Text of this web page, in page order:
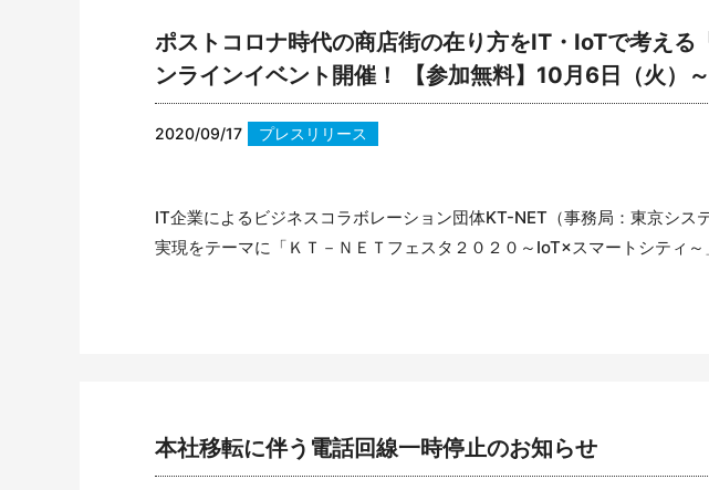
ポストコロナ時代の商店街の在り方をIT・IoTで考え
ンラインイベント開催！ 【参加無料】10月6日（火）
2020/09/17 プレスリリース
IT企業によるビジネスコラボレーション団体KT-NET（事務局：東京シ
実現をテーマに「ＫＴ－ＮＥＴフェスタ２０２０～IoT×スマートシティ
本社移転に伴う電話回線一時停止のお知らせ